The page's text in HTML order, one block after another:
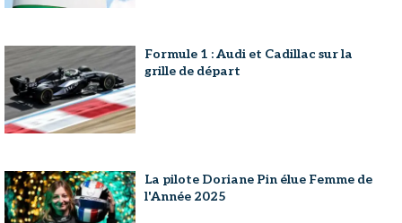
Formule 1 : Audi et Cadillac sur la
grille de départ
La pilote Doriane Pin élue Femme de
l'Année 2025